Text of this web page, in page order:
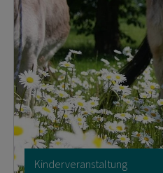
Kinderveranstaltung